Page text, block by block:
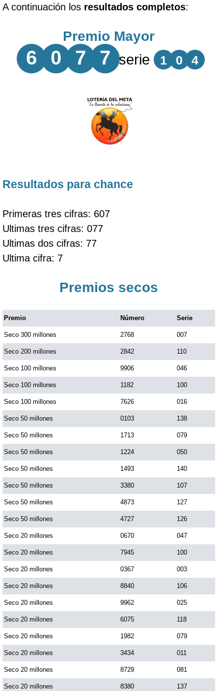
A continuación los resultados completos:
Premio Mayor
6 0 7 7 serie 1 0 4
Resultados para chance
Primeras tres cifras: 607
Ultimas tres cifras: 077
Ultimas dos cifras: 77
Ultima cifra: 7
Premios secos
Premio Número Serie
Seco 300 millones 2768 007
Seco 200 millones 2842 110
Seco 100 millones 9906 046
Seco 100 millones 1182 100
Seco 100 millones 7626 016
Seco 50 millones 0103 138
Seco 50 millones 1713 079
Seco 50 millones 1224 050
Seco 50 millones 1493 140
Seco 50 millones 3380 107
Seco 50 millones 4873 127
Seco 50 millones 4727 126
Seco 20 millones 0670 047
Seco 20 millones 7945 100
Seco 20 millones 0367 003
Seco 20 millones 8840 106
Seco 20 millones 9962 025
Seco 20 millones 6075 118
Seco 20 millones 1982 079
Seco 20 millones 3434 011
Seco 20 millones 8729 081
Seco 20 millones 8380 137